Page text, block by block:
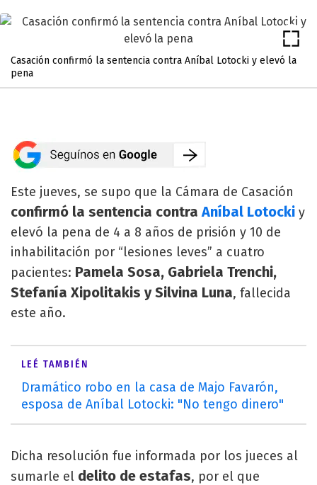
Casación confirmó la sentencia contra Aníbal Lotocki y elevó la
pena
Este jueves, se supo que la Cámara de Casación
confirmó la sentencia contraAníbal Lotocki y
elevó la pena de 4 a 8 años de prisión y 10 de
inhabilitación por “lesiones leves” a cuatro
pacientes: Pamela Sosa, Gabriela Trenchi,
Stefanía Xipolitakis y Silvina Luna, fallecida
este año.
LEÉ TAMBIÉN
Dramático robo en la casa de Majo Favarón,
esposa de Aníbal Lotocki: "No tengo dinero"
Dicha resolución fue informada por los jueces al
sumarle el delito de estafas, por el que